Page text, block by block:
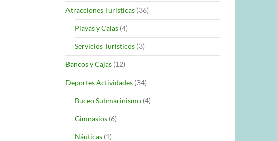
Atracciones Turísticas (36)
Playas y Calas (4)
Servicios Turísticos (3)
Bancos y Cajas (12)
Deportes Actividades (34)
Buceo Submarinismo (4)
Gimnasios (6)
Náuticas (1)